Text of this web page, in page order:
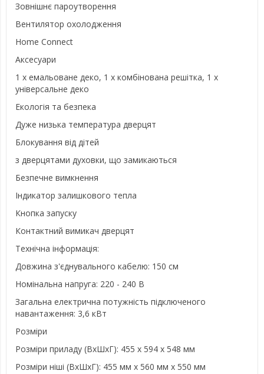
Зовнішнє пароутворення
Вентилятор охолодження
Home Connect
Аксесуари
1 х емальоване деко, 1 х комбінована решітка, 1 х
універсальне деко
Екологія та безпека
Дуже низька температура дверцят
Блокування від дітей
з дверцятами духовки, що замикаються
Безпечне вимкнення
Індикатор залишкового тепла
Кнопка запуску
Контактний вимикач дверцят
Технічна інформація:
Довжина з'єднувального кабелю: 150 см
Номінальна напруга: 220 - 240 В
Загальна електрична потужність підключеного
навантаження: 3,6 кВт
Розміри
Розміри приладу (ВхШхГ): 455 x 594 x 548 мм
Розміри ніші (ВхШхГ): 455 мм x 560 мм x 550 мм